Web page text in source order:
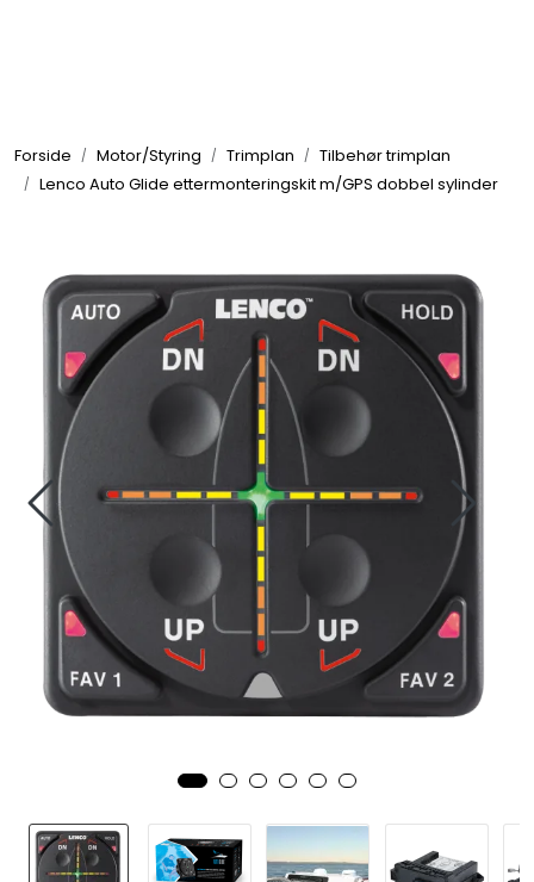
Forside Motor/Styring Trimplan
Tilbehør trimplan
Lenco Auto Glide ettermonteringskit m/GPS dobbel sylinder
Elektrisk
Komfort
VVS
Motor/Styring
Fortøyning
Fritid/Sikkerhet
Båtpleie/Opplag
Nyheter